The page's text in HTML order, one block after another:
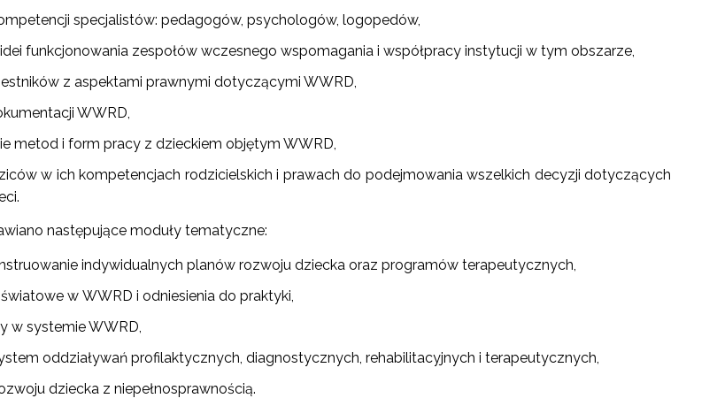
specjalistów: pedagogów, psychologów, logopedów,
funkcjonowania zespołów wczesnego wspomagania i współpracy instytucji w tym obszarze,
z aspektami prawnymi dotyczącymi WWRD,
WWRD,
metod i form pracy z dzieckiem objętym WWRD,
w ich kompetencjach rodzicielskich i prawach do podejmowania wszelkich decyzji dotyczących
następujące moduły tematyczne:
indywidualnych planów rozwoju dziecka oraz programów terapeutycznych,
w WWRD i odniesienia do praktyki,
w systemie WWRD,
oddziaływań profilaktycznych, diagnostycznych, rehabilitacyjnych i terapeutycznych,
dziecka z niepełnosprawnością.